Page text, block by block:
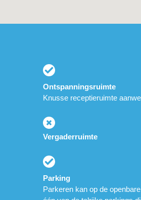
Ontspanningsruimte
Knusse receptieruimte
Vergaderruimte
Parking
Parkeren kan op de